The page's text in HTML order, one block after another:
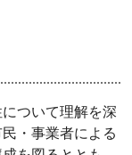
ついて理解を深
・事業者による